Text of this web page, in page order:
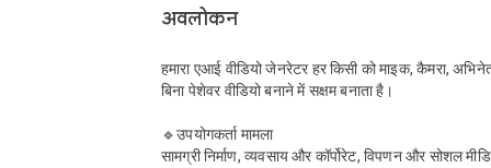
अवलोकन
हमारा एआई वीडियो जेनरेटर हर किसी को माइक, कैमरा,
बिना पेशेवर वीडियो बनाने में सक्षम बनाता है।
🔹उपयोगकर्ता मामला
सामग्री निर्माण, व्यवसाय और कॉर्पोरेट, विपणन और सोशल